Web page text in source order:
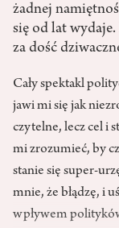
żadnej
się od lat
za dość
Cały spektakl
jawi mi się jak
czytelne, lecz cel i
mi zrozu­mieć, by
stanie się super-
mnie, że błądzę, i
wpływem